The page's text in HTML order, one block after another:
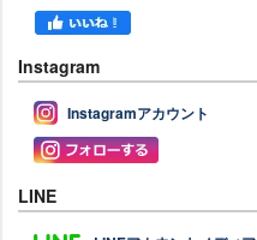
Instagram
Instagramアカウント
LINE